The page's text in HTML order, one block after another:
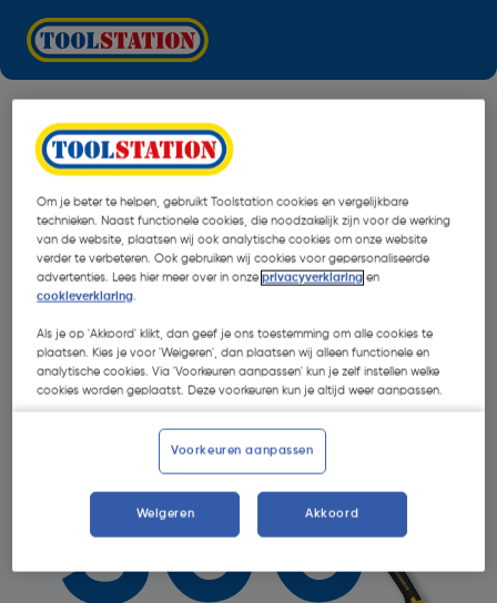
Oops!
Om je beter te helpen, gebruikt Toolstation cookies en vergelijkbare
technieken. Naast functionele cookies, die noodzakelijk zijn voor de werking
van de website, plaatsen wij ook analytische cookies om onze website
verder te verbeteren. Ook gebruiken wij cookies voor gepersonaliseerde
advertenties. Lees hier meer over in onzeprivacyverklaring en
cookieverklaring.
Als je op 'Akkoord' klikt, dan geef je ons toestemming om alle cookies te
plaatsen. Kies je voor 'Weigeren', dan plaatsen wij alleen functionele en
analytische cookies. Via 'Voorkeuren aanpassen' kun je zelf instellen welke
cookies worden geplaatst. Deze voorkeuren kun je altijd weer aanpassen.
Voorkeuren aanpassen
Weigeren Akkoord